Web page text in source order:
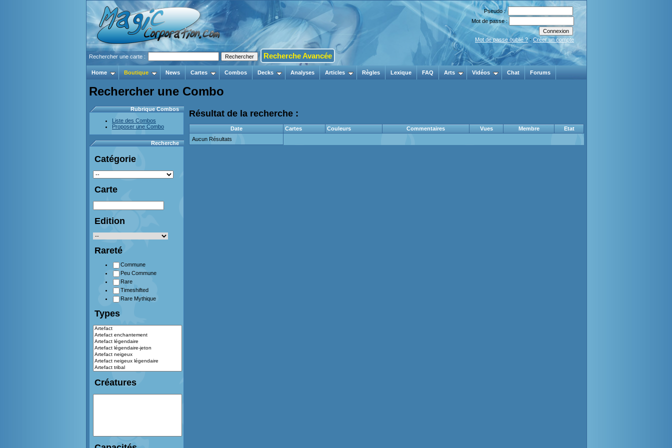
Pseudo :
Mot de passe :
Mot de passe oublié ? - Créer un compte
Rechercher une carte : Recherche Avancée
Home Boutique News Cartes Combos Decks Analyses Articles Règles Lexique FAQ Arts Vidéos Chat Forums
Rechercher une Combo
Rubrique Combos
Liste des Combos
Proposer une Combo
Recherche
Catégorie
Carte
Edition
Rareté
Commune
Peu Commune
Rare
Timeshifted
Rare Mythique
Types
Créatures
Résultat de la recherche :
Date Cartes Couleurs Commentaires Vues Membre
Etat
Aucun Résultats